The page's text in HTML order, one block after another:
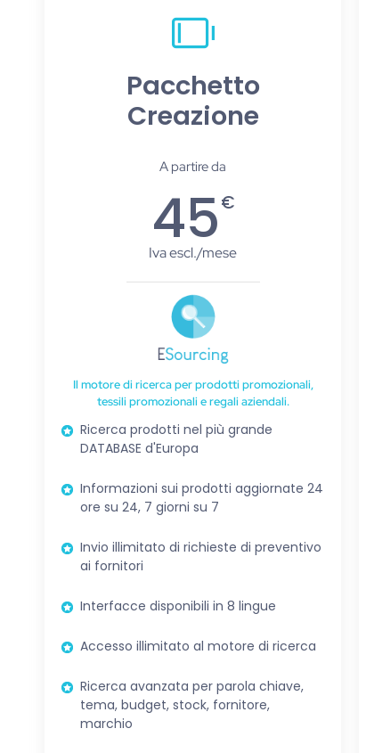
Pacchetto
Creazione
A partire da
45€
Iva escl./mese
Il motore di ricerca per prodotti promozionali,
tessili promozionali e regali aziendali.
Ricerca prodotti nel più grande
DATABASE d'Europa
Informazioni sui prodotti aggiornate 24
ore su 24, 7 giorni su 7
Invio illimitato di richieste di preventivo
ai fornitori
Interfacce disponibili in 8 lingue
Accesso illimitato al motore di ricerca
Ricerca avanzata per parola chiave,
tema, budget, stock, fornitore,
marchio